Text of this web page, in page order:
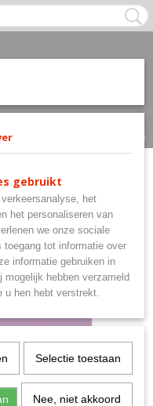
(0)
Union Jack Purple
gebruikt
het
het personaliseren van
we onze sociale
toegang tot informatie over
informatie gebruiken in
hebben verzameld
u hen hebt verstrekt.
Selectie toestaan
Nee, niet akkoord